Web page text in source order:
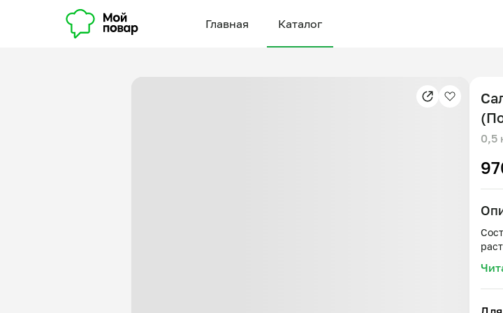
Главная Каталог
0,5